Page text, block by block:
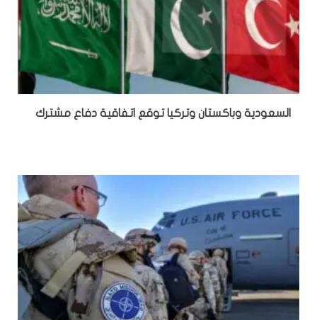
السعودية وباكستان وتركيا توقع اتفاقية دفاع مشترك